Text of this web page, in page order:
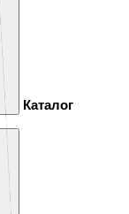
Каталог